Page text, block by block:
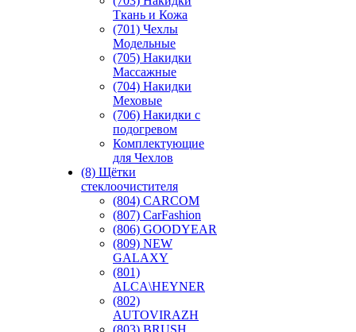
Ткань и Кожа
(701) Чехлы
Модельные
(705) Накидки
Массажные
(704) Накидки
Меховые
(706) Накидки с
подогревом
Комплектующие
для Чехлов
(8) Щётки
стеклоочистителя
(804) CARCOM
(807) CarFashion
(806) GOODYEAR
(809) NEW
GALAXY
(801)
ALCA\HEYNER
(802)
AUTOVIRAZH
(803) BRUSH